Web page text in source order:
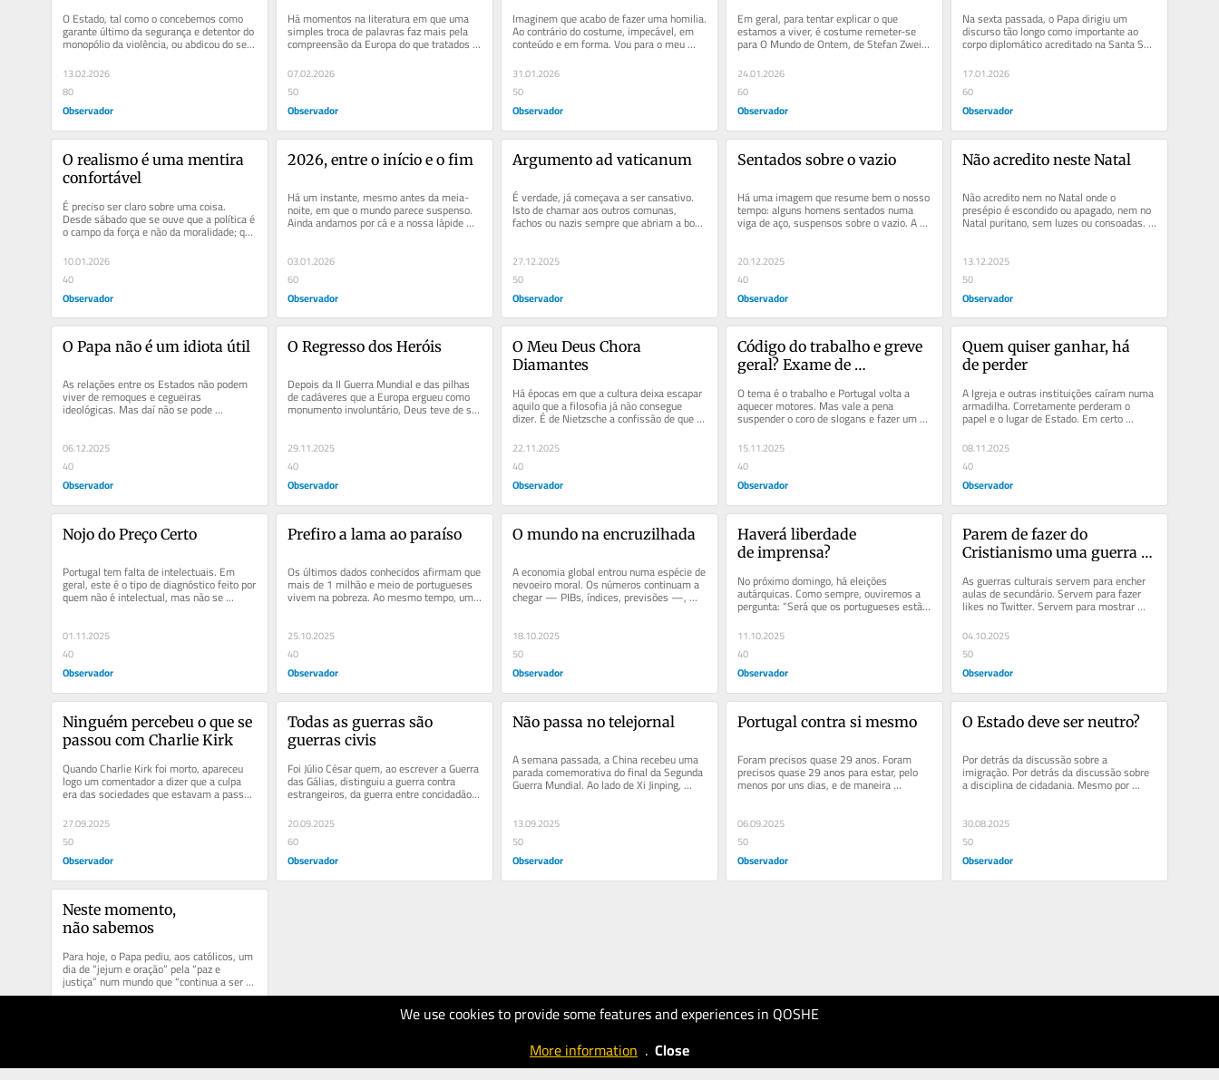
We use cookies to provide some features and experiences in QOSHE
More information . Close
O Estado, tal como o concebemos como
garante último da segurança e detentor do
monopólio da violência, ou abdicou do seu
papel ou já não o...
13.02.2026
80
Observador
Há momentos na literatura em que uma
simples troca de palavras faz mais pela
compreensão da Europa do que tratados
inteiros. Um desses momentos...
07.02.2026
50
Observador
Imaginem que acabo de fazer uma homilia.
Ao contrário do costume, impecável, em
conteúdo e em forma. Vou para o meu
lugar e, de repente, um bebé...
31.01.2026
50
Observador
Em geral, para tentar explicar o que
estamos a viver, é costume remeter-se
para O Mundo de Ontem, de Stefan Zweig,
ou para obras de Joseph Roth e de...
24.01.2026
60
Observador
Na sexta passada, o Papa dirigiu um
discurso tão longo como importante ao
corpo diplomático acreditado na Santa Sé.
E, nesse discurso, em várias...
17.01.2026
60
Observador
O realismo é uma mentira
confortável
É preciso ser claro sobre uma coisa.
Desde sábado que se ouve que a política é
o campo da força e não da moralidade; que
a geopolítica tem a...
10.01.2026
40
Observador
2026, entre o início e o fim
Há um instante, mesmo antes da meia-
noite, em que o mundo parece suspenso.
Ainda andamos por cá e a nossa lápide
não terá gravado o ano 2025....
03.01.2026
60
Observador
Argumento ad vaticanum
É verdade, já começava a ser cansativo.
Isto de chamar aos outros comunas,
fachos ou nazis sempre que abriam a boca
e diziam algo com o qual eu...
27.12.2025
50
Observador
Sentados sobre o vazio
Há uma imagem que resume bem o nosso
tempo: alguns homens sentados numa
viga de aço, suspensos sobre o vazio. A
imagem é uma interpretação da...
20.12.2025
40
Observador
Não acredito neste Natal
Não acredito nem no Natal onde o
presépio é escondido ou apagado, nem no
Natal puritano, sem luzes ou consoadas.
Não acredito nessa promessa,...
13.12.2025
50
Observador
O Papa não é um idiota útil
As relações entre os Estados não podem
viver de remoques e cegueiras
ideológicas. Mas daí não se pode
constantemente concluir que as
06.12.2025
40
Observador
O Regresso dos Heróis
Depois da II Guerra Mundial e das pilhas
de cadáveres que a Europa ergueu como
monumento involuntário, Deus teve de ser
reimaginado. O Holocausto,...
29.11.2025
40
Observador
O Meu Deus Chora
Diamantes
Há épocas em que a cultura deixa escapar
aquilo que a filosofia já não consegue
dizer. É de Nietzsche a confissão de que
22.11.2025
40
Observador
Código do trabalho e greve
geral? Exame de
O tema é o trabalho e Portugal volta a
aquecer motores. Mas vale a pena
suspender o coro de slogans e fazer um
pequeno exame de consciência: o que...
15.11.2025
40
Observador
Quem quiser ganhar, há
de perder
A Igreja e outras instituições caíram numa
armadilha. Corretamente perderam o
papel e o lugar de Estado. Em certo
sentido, elas próprias...
08.11.2025
40
Observador
Nojo do Preço Certo
Portugal tem falta de intelectuais. Em
geral, este é o tipo de diagnóstico feito por
quem não é intelectual, mas não se
importava que o...
01.11.2025
40
Observador
Prefiro a lama ao paraíso
Os últimos dados conhecidos afirmam que
mais de 1 milhão e meio de portugueses
vivem na pobreza. Ao mesmo tempo, um
relatório sobre a liberdade...
25.10.2025
40
Observador
O mundo na encruzilhada
A economia global entrou numa espécie de
nevoeiro moral. Os números continuam a
chegar — PIBs, índices, previsões —,
mas já não iluminam o...
18.10.2025
50
Observador
Haverá liberdade
de imprensa?
No próximo domingo, há eleições
autárquicas. Como sempre, ouviremos a
pergunta: “Será que os portugueses estão
informados?” Mas, talvez...
11.10.2025
40
Observador
Parem de fazer do
Cristianismo uma guerra
As guerras culturais servem para encher
aulas de secundário. Servem para fazer
likes no Twitter. Servem para mostrar
virtudes próprias e defeitos...
04.10.2025
50
Observador
Ninguém percebeu o que se
passou com Charlie Kirk
Quando Charlie Kirk foi morto, apareceu
logo um comentador a dizer que a culpa
era das sociedades que estavam a passar
da moral laica para a moral...
27.09.2025
50
Observador
Todas as guerras são
guerras civis
Foi Júlio César quem, ao escrever a Guerra
das Gálias, distinguiu a guerra contra
estrangeiros, da guerra entre concidadãos.
Mas essa diferença...
20.09.2025
60
Observador
Não passa no telejornal
A semana passada, a China recebeu uma
parada comemorativa do final da Segunda
Guerra Mundial. Ao lado de Xi Jinping,
13.09.2025
50
Observador
Portugal contra si mesmo
Foram precisos quase 29 anos. Foram
precisos quase 29 anos para estar, pelo
menos por uns dias, e de maneira
consciente, em todos os distritos.
06.09.2025
50
Observador
O Estado deve ser neutro?
Por detrás da discussão sobre a
imigração. Por detrás da discussão sobre
a disciplina de cidadania. Mesmo por
detrás da discussão sobre a...
30.08.2025
50
Observador
Neste momento,
não sabemos
Para hoje, o Papa pediu, aos católicos, um
dia de “jejum e oração” pela “paz e
justiça” num mundo que “continua a ser
ferido por...